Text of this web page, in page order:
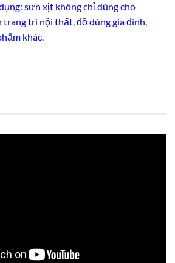
sơn xịt không chỉ dùng cho
trí nội thất, đồ dùng gia đình,
khác.